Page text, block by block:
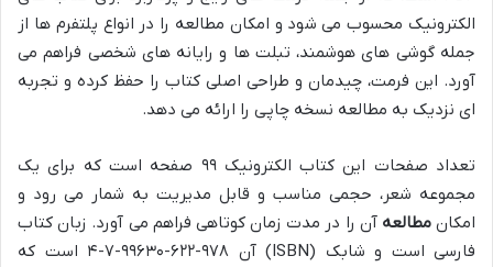
الکترونیک محسوب می شود و امکان مطالعه را در انواع پلتفرم ها از
جمله گوشی های هوشمند، تبلت ها و رایانه های شخصی فراهم می
آورد. این فرمت، چیدمان و طراحی اصلی کتاب را حفظ کرده و تجربه
ای نزدیک به مطالعه نسخه چاپی را ارائه می دهد.
تعداد صفحات این کتاب الکترونیک ۹۹ صفحه است که برای یک
مجموعه شعر، حجمی مناسب و قابل مدیریت به شمار می رود و
امکانمطالعه آن را در مدت زمان کوتاهی فراهم می آورد. زبان کتاب
فارسی است و شابک (ISBN) آن ۹۷۸-۶۲۲-۹۹۶۳۰-۷-۴ است که